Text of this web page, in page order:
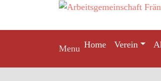
content
Menu Home Verein